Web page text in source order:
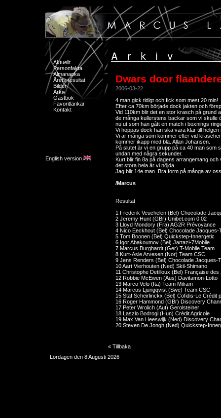
Aktuellt
Personfakta
Almanacka
Årets resultat
Bilder
Arkiv
Gästbok
Favoritlänkar
Kontakt
English version
Dwars door
2006-03-22
4 man gick tidigt och fick som mest 20 min!
Efter ca 70km började dock jakten och
Vid 110km blir det en stor krasch på grund
de många kullerstens backar som vi skulle
nu ut som han gått en match i boxnings
Vi hoppas dock han ska vara klar till helgen
Vi är många som kommer efter vid
kommer ikapp med bla. Allan Johansen.
På slutet är vi en grupp på ca 40 man som
undan med några sekunder.
Kurt blir fin 8a på dagens arrangemang
det stora hela är vi nöjda.
Jag blir 14e man. Bra form på många av
/Marcus
Resultat
1 Frederik Veuchelen (Bel) Chocolade
2 Jeremy Hunt (GBr) Unibet.com 0.02
3 Lloyd Mondory (Fra) AG2R Prévoyance
4 Nico Eeckhout (Bel) Chocolade Jacques-
5 Tom Boonen (Bel) Quickstep-Innergetic
6 Igor Abakoumov (Bel) Jartazi-7Mobile
7 Marcus Burghardt (Ger) T-Mobile Team
8 Kurt-Asle Arvesen (Nor) Team CSC
9 Jens Renders (Bel) Chocolade Jacques-
10 Aart Vierhouten (Ned) Skil-Shimano
11 Christophe Detilloux (Bel) Française des
12 Robbie McEwen (Aus) Davitamon-Lotto
13 Marco Velo (Ita) Team Milram
14 Marcus Ljungqvist (Swe) Team CSC
15 Staf Scheirlinckx (Bel) Cofidis-Le Crédit
16 Roger Hammond (GBr) Discovery
17 Peter Wrolich (Aut) Gerolsteiner
18 Laszlo Bodrogi (Hun) Crédit Agricole
19 Max Van Heeswijk (Ned) Discovery
20 Steven De Jongh (Ned) Quickstep-
« Tillbaka
Lördagen den 8 Augusti 2026